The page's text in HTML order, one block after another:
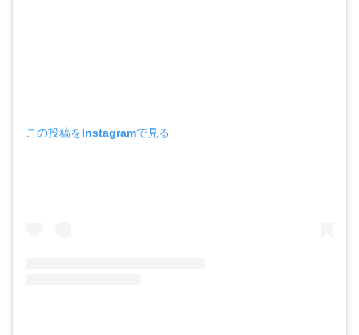
この投稿をInstagramで見る